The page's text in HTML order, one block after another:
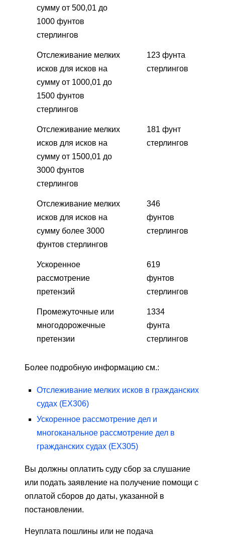
сумму от 500,01 до
1000 фунтов
стерлингов
Отслеживание мелких
исков для исков на
сумму от 1000,01 до
1500 фунтов
стерлингов
123 фунта
стерлингов
Отслеживание мелких
исков для исков на
сумму от 1500,01 до
3000 фунтов
стерлингов
181 фунт
стерлингов
Отслеживание мелких
исков для исков на
сумму более 3000
фунтов стерлингов
346
фунтов
стерлингов
Ускоренное
рассмотрение
претензий
619
фунтов
стерлингов
Промежуточные или
многодорожечные
претензии
1334
фунта
стерлингов
Более подробную информацию см.:
Отслеживание мелких исков в гражданских
судах (EX306)
Ускоренное рассмотрение дел и
многоканальное рассмотрение дел в
гражданских судах (EX305)
Вы должны оплатить суду сбор за слушание
или подать заявление на получение помощи с
оплатой сборов до даты, указанной в
постановлении.
Неуплата пошлины или не подача